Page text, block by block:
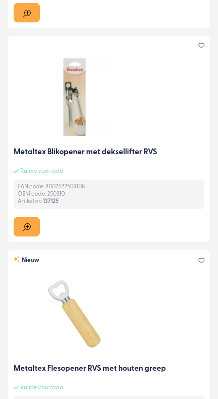
Metaltex Blikopener met deksellifter RVS
Ruime voorraad
EAN code: 8002522503108
OEM code: 250310
Artikel nr.:137125
Nieuw
Metaltex Flesopener RVS met houten greep
Ruime voorraad